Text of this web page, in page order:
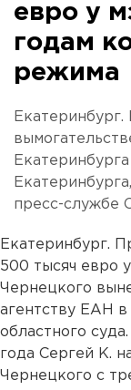
евро у
годам
режима
пресс-службе
Екатеринбург.
500 тысяч евро
Чернецкого
агентству ЕАН
областного
года Сергей К.
Чернецкого с